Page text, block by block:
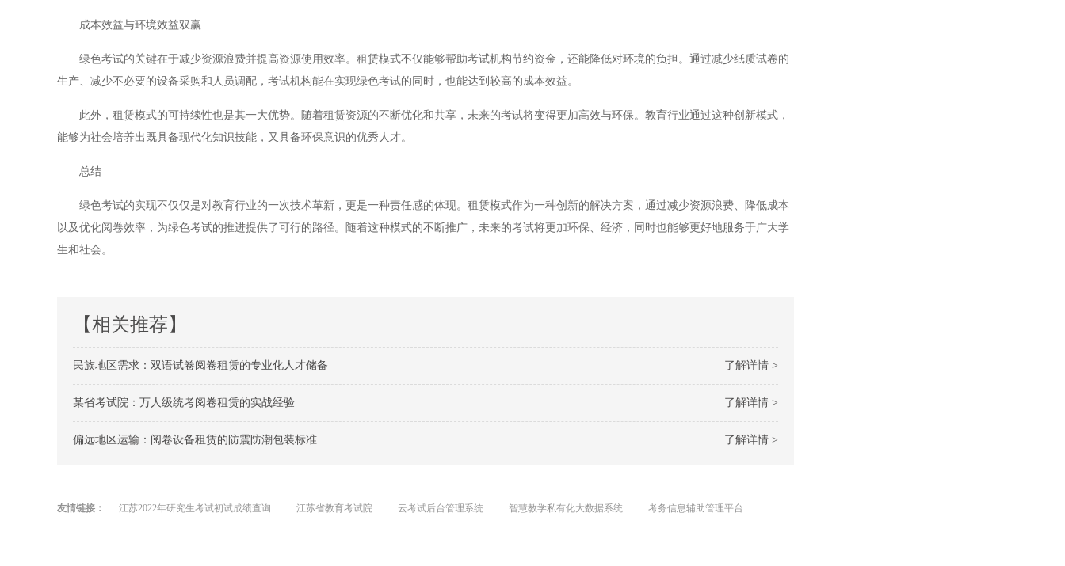
成本效益与环境效益双赢
绿色考试的关键在于减少资源浪费并提高资源使用效率。租赁模式不仅能够帮助考试机构节约资金，还能降低对环境的负担。通过减少纸质试卷的
生产、减少不必要的设备采购和人员调配，考试机构能在实现绿色考试的同时，也能达到较高的成本效益。
此外，租赁模式的可持续性也是其一大优势。随着租赁资源的不断优化和共享，未来的考试将变得更加高效与环保。教育行业通过这种创新模式，
能够为社会培养出既具备现代化知识技能，又具备环保意识的优秀人才。
总结
绿色考试的实现不仅仅是对教育行业的一次技术革新，更是一种责任感的体现。租赁模式作为一种创新的解决方案，通过减少资源浪费、降低成本
以及优化阅卷效率，为绿色考试的推进提供了可行的路径。随着这种模式的不断推广，未来的考试将更加环保、经济，同时也能够更好地服务于广大学
生和社会。
【相关推荐】
了解详情 >
民族地区需求：双语试卷阅卷租赁的专业化人才储备
了解详情 >
某省考试院：万人级统考阅卷租赁的实战经验
了解详情 >
偏远地区运输：阅卷设备租赁的防震防潮包装标准
友情链接： 江苏2022年研究生考试初试成绩查询 江苏省教育考试院 云考试后台管理系统 智慧教学私有化大数据系统 考务信息辅助管理平台